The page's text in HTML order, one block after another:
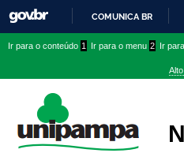
COMUNICA BR
conteúdo
menu
superior
menu
Ir para o conteúdo 1 Ir para o menu 2 Ir